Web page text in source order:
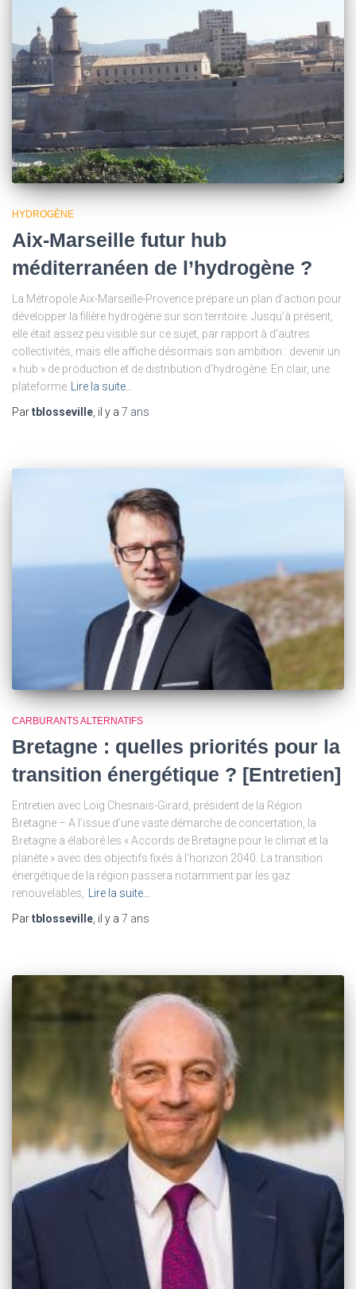
HYDROGÈNE
Aix-Marseille futur hub
méditerranéen de l’hydrogène ?
La Métropole Aix-Marseille-Provence prépare un plan d’action pour
développer la filière hydrogène sur son territoire. Jusqu’à présent,
elle était assez peu visible sur ce sujet, par rapport à d’autres
collectivités, mais elle affiche désormais son ambition : devenir un
« hub » de production et de distribution d’hydrogène. En clair, une
plateforme
Lire la suite…
Partblosseville , il y a 7 ans
CARBURANTS ALTERNATIFS
Bretagne : quelles priorités pour la
transition énergétique ? [Entretien]
Entretien avec Loïg Chesnais-Girard, président de la Région
Bretagne – A l’issue d’une vaste démarche de concertation, la
Bretagne a élaboré les « Accords de Bretagne pour le climat et la
planète » avec des objectifs fixés à l’horizon 2040. La transition
énergétique de la région passera notamment par les gaz
renouvelables, Lire la suite…
Partblosseville, il y a 7 ans